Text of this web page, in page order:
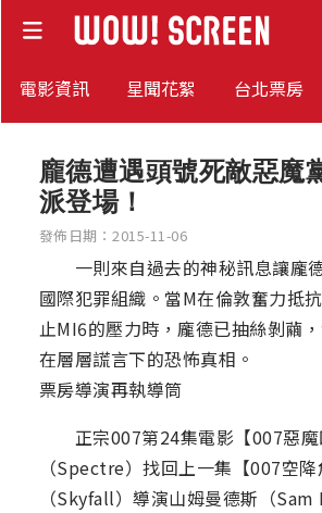
電影資訊 星聞花絮 台北票房
龐德遭遇頭號死敵惡魔
派登場！
發佈日期：2015-11-06
一則來自過去的神秘訊息讓龐
國際犯罪組織。當M在倫敦奮力抵
止MI6的壓力時，龐德已抽絲剝繭
在層層謊言下的恐怖真相。
票房導演再執導筒
正宗007第24集電影【007惡魔
（Spectre）找回上一集【007空降
（Skyfall）導演山姆曼德斯（